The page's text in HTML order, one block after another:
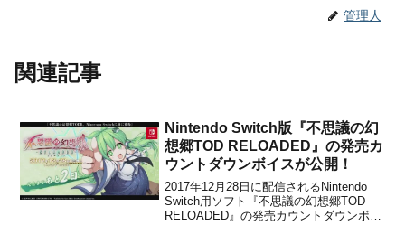
管理人
関連記事
Nintendo Switch版『不思議の幻
想郷TOD RELOADED』の発売カ
ウントダウンボイスが公開！
2017年12月28日に配信されるNintendo
Switch用ソフト『不思議の幻想郷TOD
RELOADED』の発売カウントダウンボイ